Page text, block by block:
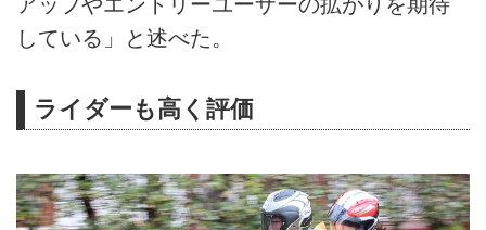
している」と述べた。
ライダーも高く評価